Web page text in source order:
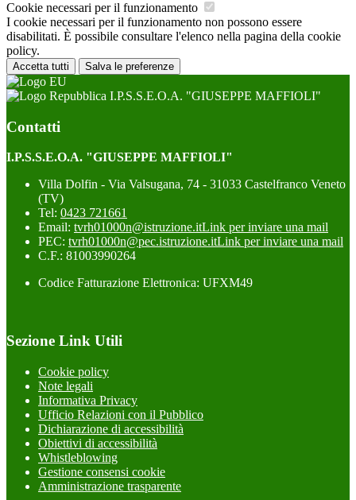
Cookie necessari per il funzionamento
I cookie necessari per il funzionamento non possono essere
disabilitati. È possibile consultare l'elenco nella pagina della cookie
policy.
Accetta tutti Salva le preferenze
I.P.S.S.E.O.A. "GIUSEPPE MAFFIOLI"
Contatti
I.P.S.S.E.O.A. "GIUSEPPE MAFFIOLI"
Villa Dolfin - Via Valsugana, 74 - 31033 Castelfranco Veneto
(TV)
Tel: 0423 721661
Email: tvrh01000n@istruzione.itLink per inviare una mail
PEC: tvrh01000n@pec.istruzione.itLink per inviare una mail
C.F.: 81003990264
Codice Fatturazione Elettronica: UFXM49
Sezione Link Utili
Cookie policy
Note legali
Informativa Privacy
Ufficio Relazioni con il Pubblico
Dichiarazione di accessibilità
Obiettivi di accessibilità
Whistleblowing
Gestione consensi cookie
Amministrazione trasparente